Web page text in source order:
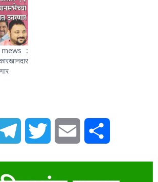
:
Telegram Twitter Email